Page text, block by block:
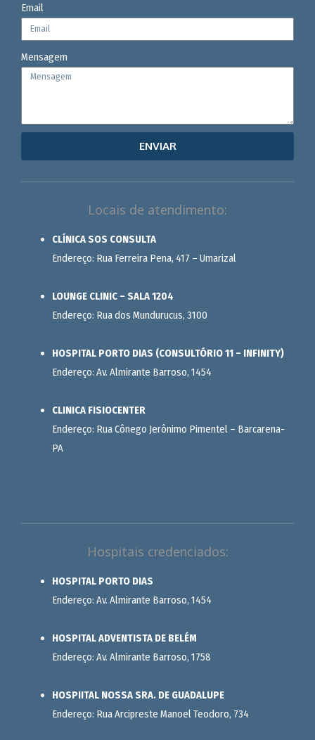
Email
Mensagem
ENVIAR
Locais de atendimento:
CLÍNICA SOS CONSULTA
Endereço: Rua Ferreira Pena, 417 – Umarizal
LOUNGE CLINIC – SALA 1204
Endereço: Rua dos Mundurucus, 3100
HOSPITAL PORTO DIAS (CONSULTÓRIO 11 – INFINITY)
Endereço: Av. Almirante Barroso, 1454
CLINICA FISIOCENTER
Endereço: Rua Cônego Jerônimo Pimentel – Barcarena-
PA
Hospitais credenciados:
HOSPITAL PORTO DIAS
Endereço: Av. Almirante Barroso, 1454
HOSPITAL ADVENTISTA DE BELÉM
Endereço: Av. Almirante Barroso, 1758
HOSPIITAL NOSSA SRA. DE GUADALUPE
Endereço: Rua Arcipreste Manoel Teodoro, 734